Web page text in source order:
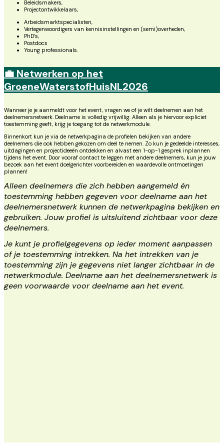
Beleidsmakers,
Projectontwikkelaars,
Arbeidsmarktspecialisten,
Vertegenwoordigers van kennisinstellingen en (semi)overheden,
PhD’s,
Postdocs
Young professionals.
💼 Netwerken op het
GroeneWaterstofHuisNL2026
Wanneer je je aanmeldt voor het event, vragen we of je wilt deelnemen aan het
deelnemersnetwerk. Deelname is volledig vrijwillig. Alleen als je hiervoor expliciet
toestemming geeft, krijg je toegang tot de netwerkmodule.
Binnenkort kun je via de netwerkpagina de profielen bekijken van andere
deelnemers die ook hebben gekozen om deel te nemen. Zo kun je gedeelde interesses,
uitdagingen en projectideeën ontdekken en alvast een 1-op-1 gesprek inplannen
tijdens het event. Door vooraf contact te leggen met andere deelnemers, kun je jouw
bezoek aan het event doelgerichter voorbereiden en waardevolle ontmoetingen
plannen!
Alleen deelnemers die zich hebben aangemeld én
toestemming hebben gegeven voor deelname aan het
deelnemersnetwerk kunnen de netwerkpagina bekijken en
gebruiken. Jouw profiel is uitsluitend zichtbaar voor deze
deelnemers.
Je kunt je profielgegevens op ieder moment aanpassen
of je toestemming intrekken. Na het intrekken van je
toestemming zijn je gegevens niet langer zichtbaar in de
netwerkmodule. Deelname aan het deelnemersnetwerk is
geen voorwaarde voor deelname aan het event.